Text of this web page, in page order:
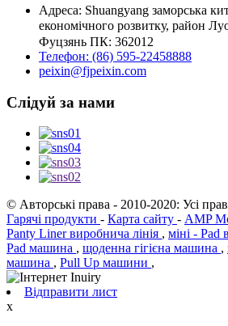
Адреса: Shuangyang заморська
економічного розвитку, район
Фуцзянь ПК: 362012
Телефон: (86) 595-22458888
peixin@fjpeixin.com
Слідуй за нами
© Авторські права - 2010-2020: Усі
Гарячі продукти - Карта сайту - AMP
Panty Liner виробнича лінія , міні - Pad
Pad машина , щоденна гігієна машина ,
машина , Pull Up машини ,
Відправити лист
х